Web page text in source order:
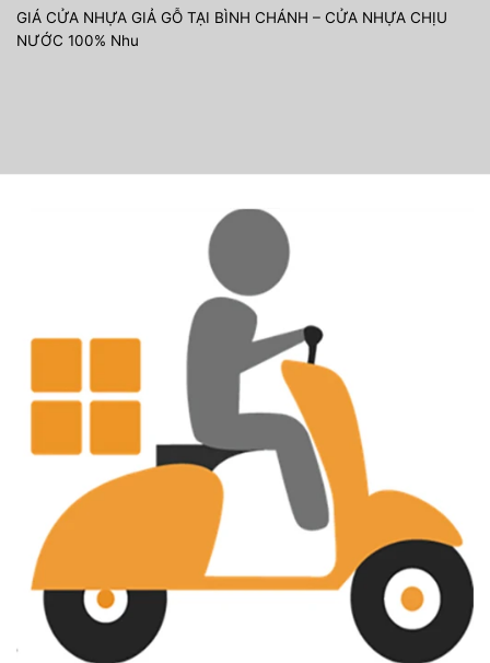
GIÁ CỬA NHỰA GIẢ GỖ TẠI BÌNH CHÁNH – CỬA NHỰA CHỊU
NƯỚC 100% Nhu